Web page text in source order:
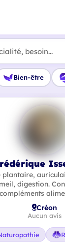
besoin...
Bien-être
plantaire,
digestion.
compléments
Créon
Aucun avis